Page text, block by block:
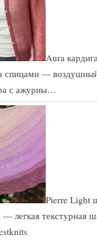
Aura
спицами —
с ажурны…
Pierre Light
легкая текстурная